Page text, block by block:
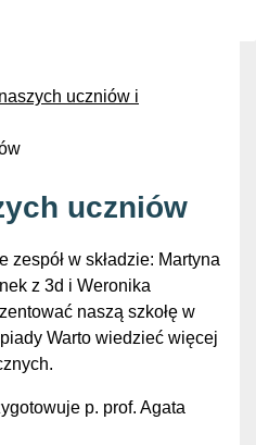
uczniów i
uczniów
zespół w składzie: Martyna
z 3d i Weronika
naszą szkołę w
Warto wiedzieć więcej
p. prof. Agata